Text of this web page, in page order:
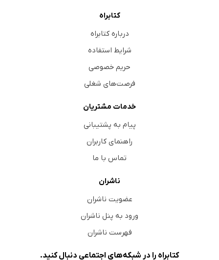
کتابراه
درباره کتابراه
شرایط استفاده
حریم خصوصی
فرصت‌های شغلی
خدمات مشتریان
پیام به پشتیبانی
راهنمای کاربران
تماس با ما
ناشران
عضویت ناشران
ورود به پنل ناشران
فهرست ناشران
کتابراه را در شبکه‌های اجتماعی دنبال کنید.